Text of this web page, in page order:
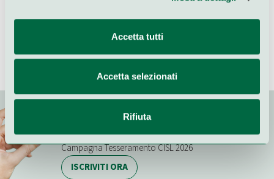
Accetta tutti
Accetta selezionati
Rifiuta
Stai da protagonista dentro il
cambiamento
Campagna Tesseramento CISL 2026
ISCRIVITI ORA